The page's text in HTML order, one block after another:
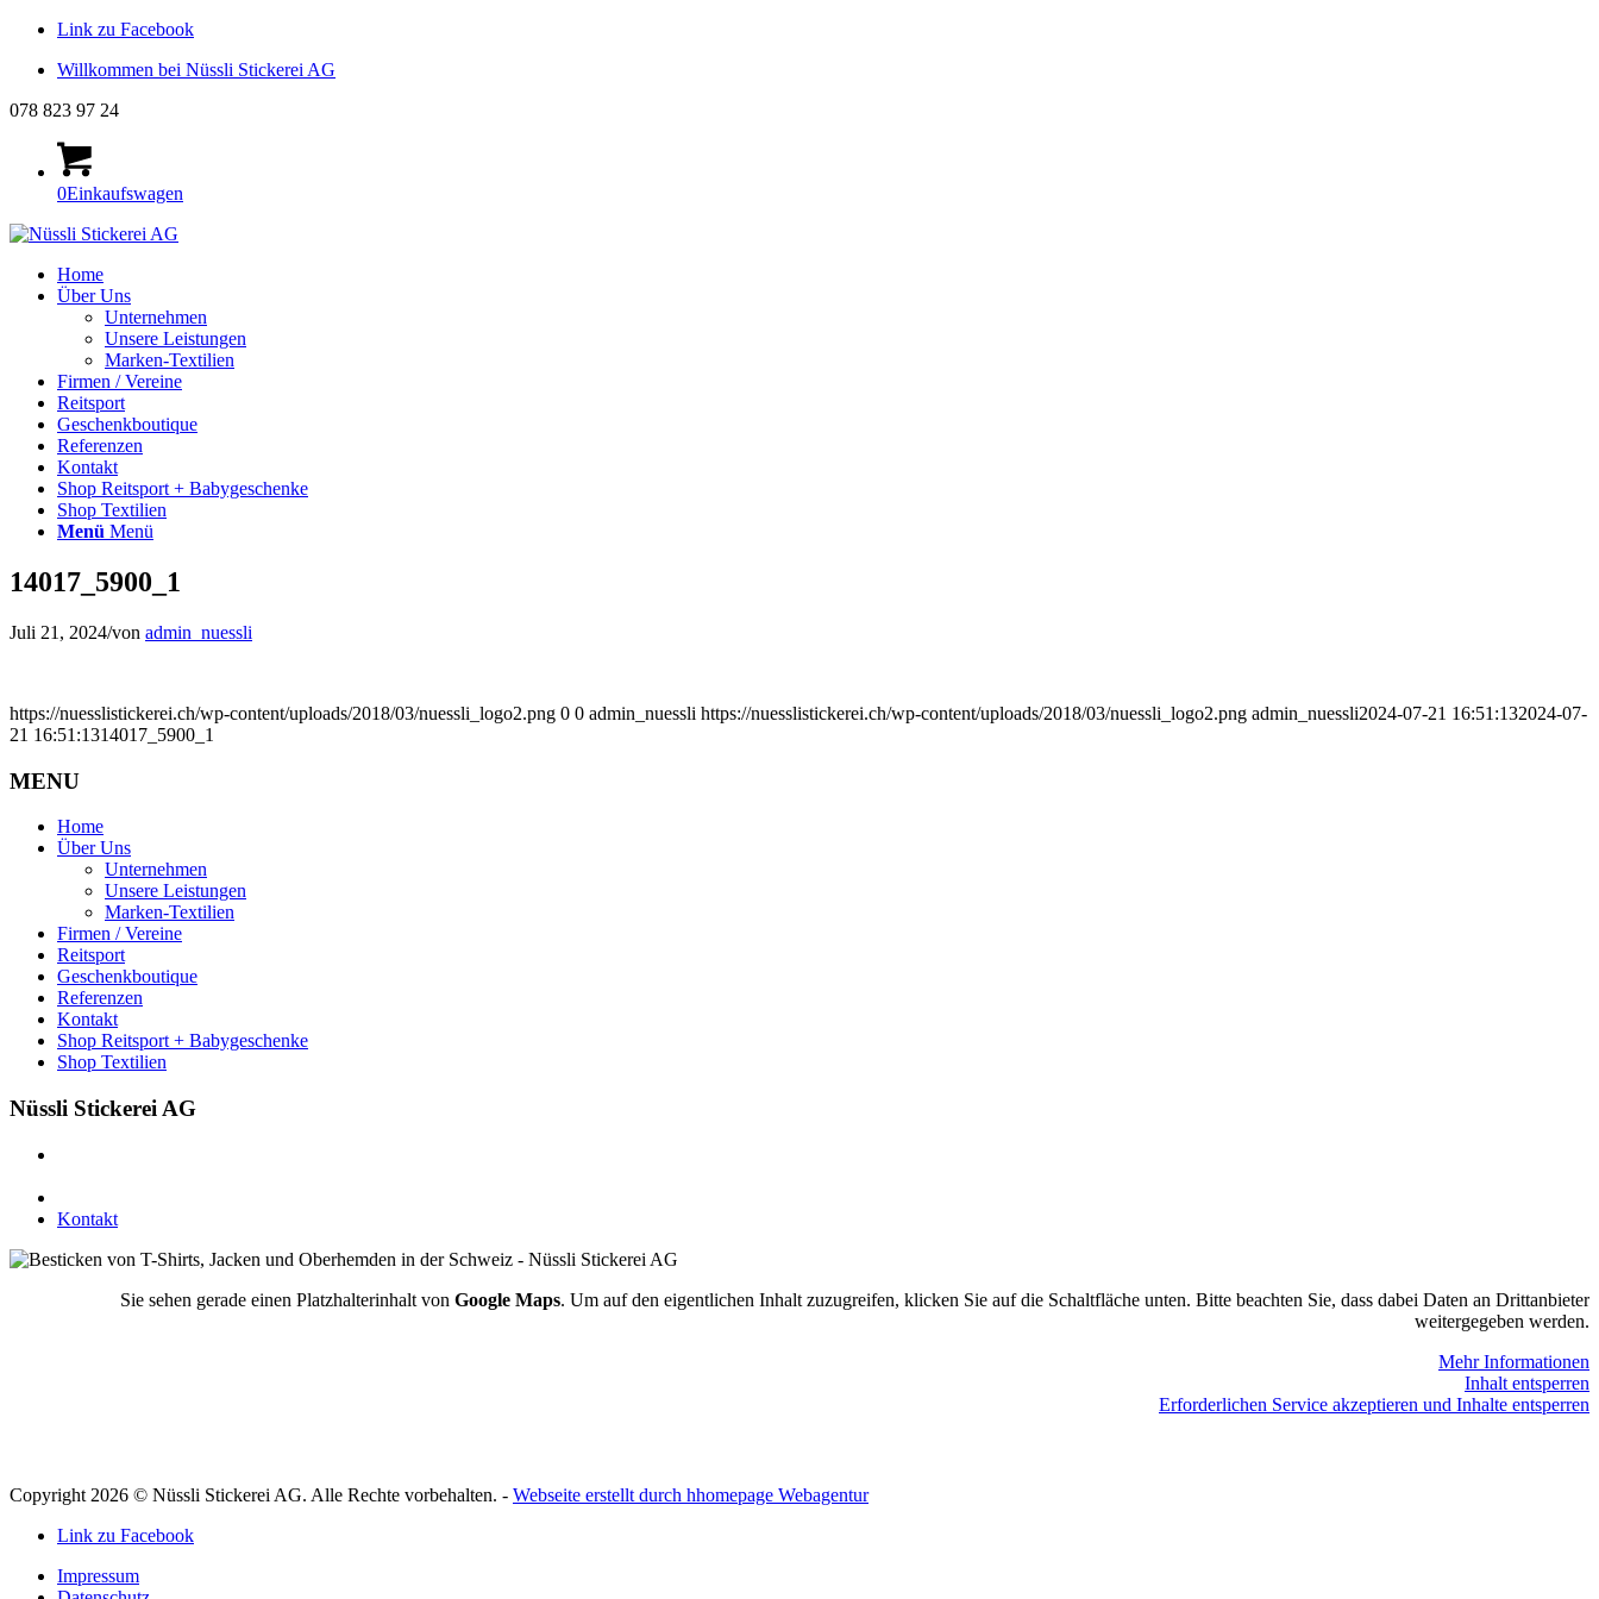
Link zu Facebook
Willkommen bei Nüssli Stickerei AG
078 823 97 24
0Einkaufswagen
Home
Über Uns
Unternehmen
Unsere Leistungen
Marken-Textilien
Firmen / Vereine
Reitsport
Geschenkboutique
Referenzen
Kontakt
Shop Reitsport + Babygeschenke
Shop Textilien
Menü Menü
14017_5900_1
Juli 21, 2024/von admin_nuessli
https://nuesslistickerei.ch/wp-content/uploads/2018/03/nuessli_logo2.png 0 0 admin_nuessli https://nuesslistickerei.ch/wp-content/uploads/2018/03/nuessli_logo2.png admin_nuessli2024-07-21 16:51:132024-07-
21 16:51:1314017_5900_1
MENU
Home
Über Uns
Unternehmen
Unsere Leistungen
Marken-Textilien
Firmen / Vereine
Reitsport
Geschenkboutique
Referenzen
Kontakt
Shop Reitsport + Babygeschenke
Shop Textilien
Nüssli Stickerei AG
Kontakt
Sie sehen gerade einen Platzhalterinhalt von Google Maps. Um auf den eigentlichen Inhalt zuzugreifen, klicken Sie auf die Schaltfläche unten. Bitte beachten Sie, dass dabei Daten an Drittanbieter
weitergegeben werden.
Mehr Informationen
Inhalt entsperren
Erforderlichen Service akzeptieren und Inhalte entsperren
Copyright 2026 © Nüssli Stickerei AG. Alle Rechte vorbehalten. - Webseite erstellt durch hhomepage Webagentur
Link zu Facebook
Impressum